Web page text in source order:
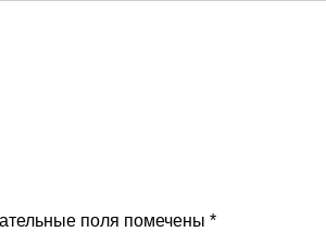
поля помечены *